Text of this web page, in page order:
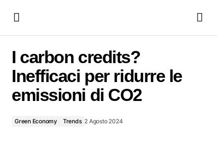
I carbon credits?
Inefficaci per ridurre le
emissioni di CO2
Green Economy Trends 2 Agosto 2024